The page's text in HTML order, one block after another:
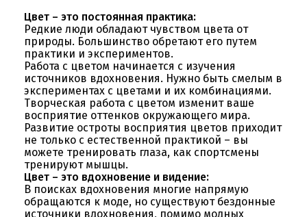
Цвет – это постоянная практика:
Редкие люди обладают чувством цвета от
природы. Большинство обретают его путем
практики и экспериментов.
Работа с цветом начинается с изучения
источников вдохновения. Нужно быть смелым в
экспериментах с цветами и их комбинациями.
Творческая работа с цветом изменит ваше
восприятие оттенков окружающего мира.
Развитие остроты восприятия цветов приходит
не только с естественной практикой – вы
можете тренировать глаза, как спортсмены
тренируют мышцы.
Цвет – это вдохновение и видение:
В поисках вдохновения многие напрямую
обращаются к моде, но существуют бездонные
источники вдохновения, помимо модных